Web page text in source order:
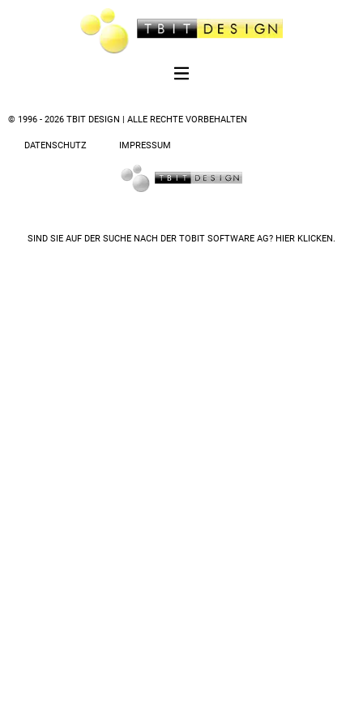
© 1996 - 2026 TBIT DESIGN | ALLE RECHTE VORBEHALTEN
DATENSCHUTZ IMPRESSUM
SIND SIE AUF DER SUCHE NACH DER TOBIT SOFTWARE AG? HIER KLICKEN.